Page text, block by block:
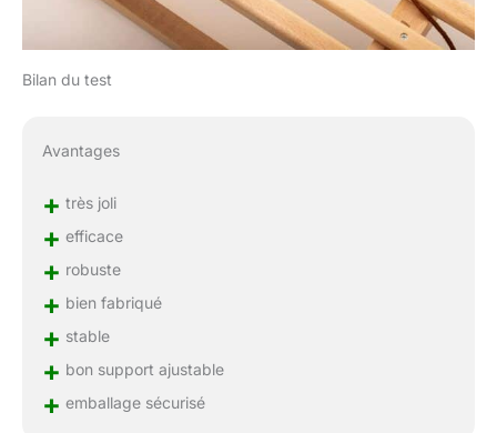
Bilan du test
Avantages
+ très joli
+ efficace
+ robuste
+ bien fabriqué
+ stable
+ bon support ajustable
+ emballage sécurisé